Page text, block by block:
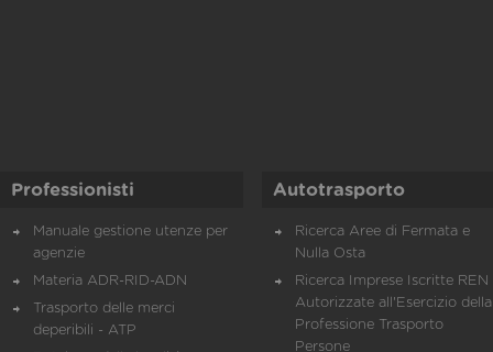
Professionisti
Manuale gestione utenze per
agenzie
Materia ADR-RID-ADN
Trasporto delle merci
deperibili - ATP
Autotrasporto
Ricerca Aree di Fermata e
Nulla Osta
Ricerca Imprese Iscritte REN
Autorizzate all'Esercizio della
Professione Trasporto
Persone